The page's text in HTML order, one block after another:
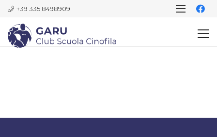
+39 335 8498909